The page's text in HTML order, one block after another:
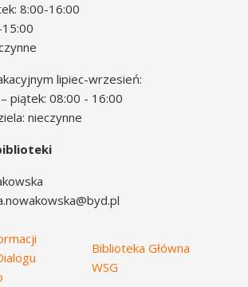
8:00-16:00
lipiec-wrzesień:
piątek: 08:00 - 16:00
nieczynne
Biblioteka Główna
WSG